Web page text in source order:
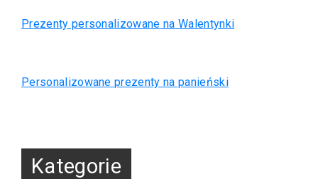
Prezenty personalizowane na Walentynki
Personalizowane prezenty na panieński
Kategorie